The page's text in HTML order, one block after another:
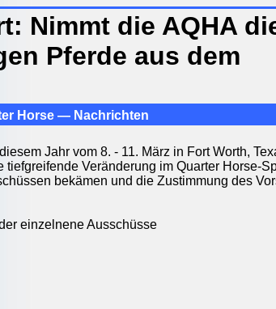
Nimmt die AQHA
Pferde aus dem
Horse — Nachrichten
Jahr vom 8. - 11. März in Fort Worth,
tiefgreifende Veränderung im Quarter Horse-
bekämen und die Zustimmung des
einzelnene Ausschüsse